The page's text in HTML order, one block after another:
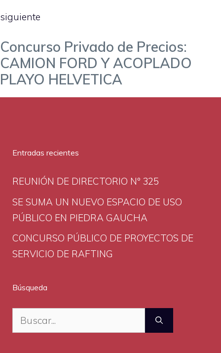
siguiente
Concurso Privado de Precios:
CAMION FORD Y ACOPLADO
PLAYO HELVETICA
Entradas recientes
REUNIÓN DE DIRECTORIO Nº 325
SE SUMA UN NUEVO ESPACIO DE USO
PÚBLICO EN PIEDRA GAUCHA
CONCURSO PÚBLICO DE PROYECTOS DE
SERVICIO DE RAFTING
Búsqueda
Buscar: